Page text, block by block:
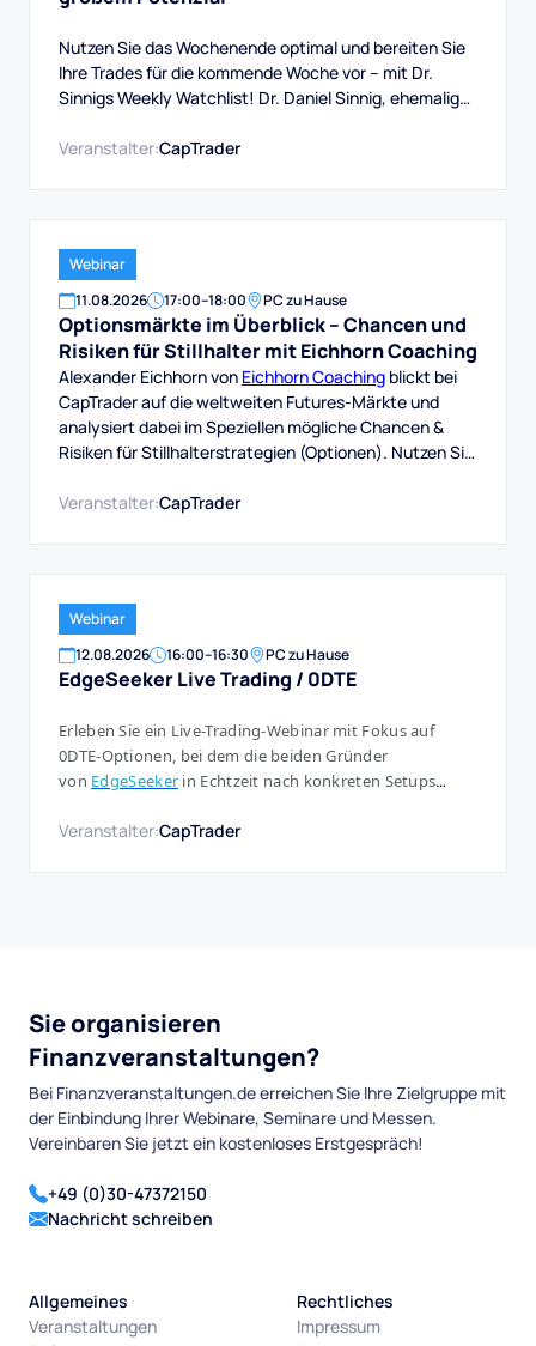
Nutzen Sie das Wochenende optimal und bereiten Sie
Ihre Trades für die kommende Woche vor – mit Dr.
Sinnigs Weekly Watchlist! Dr. Daniel Sinnig, ehemaliger
Software, präsentiert Ihnen die Aktien mit großem
Veranstalter:CapTrader
Webinar
11.08.2026 17:00–18:00 PC zu Hause
Optionsmärkte im Überblick – Chancen und
Risiken für Stillhalter mit Eichhorn Coaching
Alexander Eichhorn von Eichhorn Coaching blickt bei
CapTrader auf die weltweiten Futures-Märkte und
analysiert dabei im Speziellen mögliche Chancen &
Risiken für Stillhalterstrategien (Optionen). Nutzen Sie
Optionshändler über die Schulter, wie er die aktuelle
Erfolg beim Trading bei CapTrader!
Veranstalter:CapTrader
Webinar
12.08.2026 16:00–16:30 PC zu Hause
EdgeSeeker Live Trading / 0DTE
Erleben Sie ein Live-Trading-Webinar mit Fokus auf
0DTE-Optionen, bei dem die beiden Gründer
von EdgeSeeker in Echtzeit nach konkreten Setups
auch direkt umsetzen.
Veranstalter:CapTrader
Sie organisieren
Finanzveranstaltungen?
Bei Finanzveranstaltungen.de erreichen Sie Ihre Zielgruppe mit
der Einbindung Ihrer Webinare, Seminare und Messen.
Vereinbaren Sie jetzt ein kostenloses Erstgespräch!
+49 (0)30-47372150
Nachricht schreiben
Allgemeines
Veranstaltungen
Rechtliches
Impressum